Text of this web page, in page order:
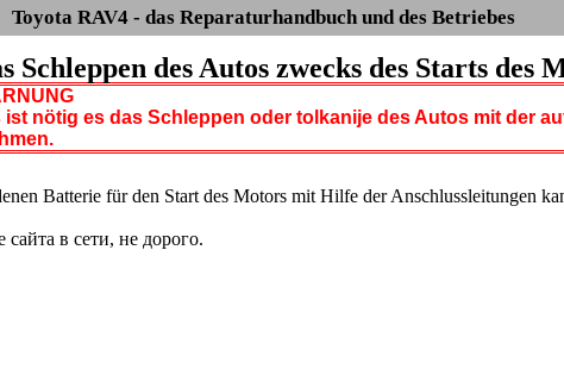
Toyota RAV4 - das Reparaturhandbuch und des Betriebes
Schleppen des Autos zwecks des Starts des
ist nötig es das Schleppen oder tolkanije des Autos mit der
Batterie für den Start des Motors mit Hilfe der Anschlussleitungen
в сети, не дорого.